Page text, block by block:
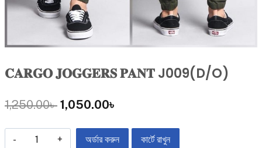
𝐂𝐀𝐑𝐆𝐎 𝐉𝐎𝐆𝐆𝐄𝐑𝐒 𝐏𝐀𝐍𝐓 J009(D/O)
1,250.00৳ 1,050.00৳
অর্ডার করুন কার্টে রাখুন